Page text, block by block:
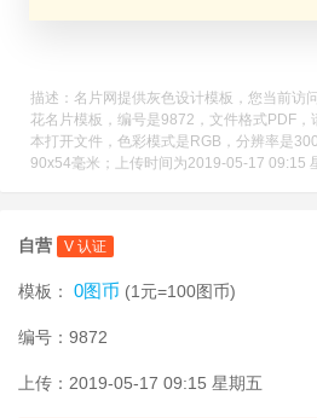
描述：名片网提供灰色设计模板，您当前访
花名片模板，编号是9872，文件格式PDF，
本打开文件，色彩模式是RGB，分辨率是
90x54毫米；上传时间为2019-05-17 09:15
自营 V 认证
模板： 0图币 (1元=100图币)
编号：9872
上传：2019-05-17 09:15 星期五